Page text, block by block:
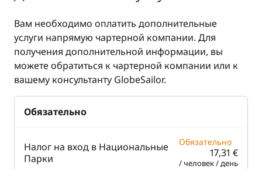
Вам необходимо оплатить дополнительные
услуги напрямую чартерной компании. Для
получения дополнительной информации, вы
можете обратиться к чартерной компании или к
вашему консультанту GlobeSailor.
Обязательно
Налог на вход в Национальные
Парки
Обязательно
17,31 €
/ человек / день